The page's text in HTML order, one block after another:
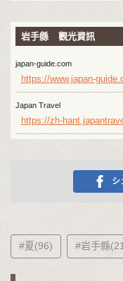
岩手縣 觀光資訊
japan-guide.com
https://www.japan-
Japan Travel
https://zh-
シ
#夏(96) #岩手縣